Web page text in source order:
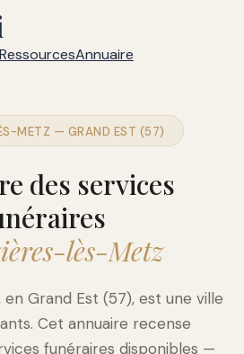
RessourcesAnnuaire
METZ — GRAND EST (57)
des services
lès-Metz
Grand Est (57), est une ville
Cet annuaire recense
funéraires disponibles —